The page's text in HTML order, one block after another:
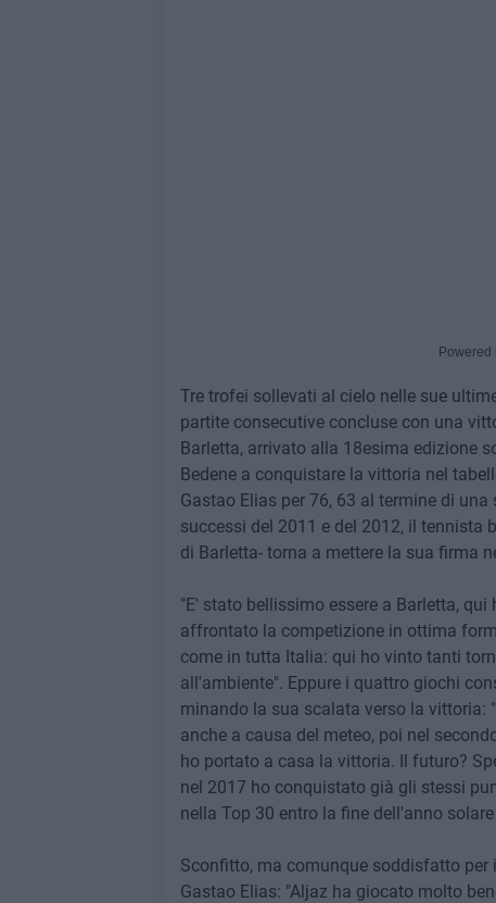
Powered
Tre trofei sollevati al cielo nelle sue
partite consecutive concluse con una
Barletta, arrivato alla 18esima edizione
Bedene a conquistare la vittoria nel
Gastao Elias per 76, 63 al termine di
successi del 2011 e del 2012, il tennista
di Barletta- torna a mettere la sua firma
"E' stato bellissimo essere a Barletta,
affrontato la competizione in ottima
come in tutta Italia: qui ho vinto tanti
all'ambiente". Eppure i quattro giochi
minando la sua scalata verso la vittoria:
anche a causa del meteo, poi nel
ho portato a casa la vittoria. Il futuro?
nel 2017 ho conquistato già gli stessi
nella Top 30 entro la fine dell'anno
Sconfitto, ma comunque soddisfatto
Gastao Elias: "Aljaz ha giocato molto